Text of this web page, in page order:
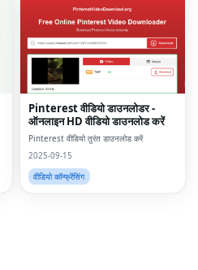
Pinterest वीडियो डाउनलोडर -
ऑनलाइन HD वीडियो डाउनलोड करें
Pinterest वीडियो तुरंत डाउनलोड करें
2025-09-15
वीडियो कॉन्फ्रेंसिंग